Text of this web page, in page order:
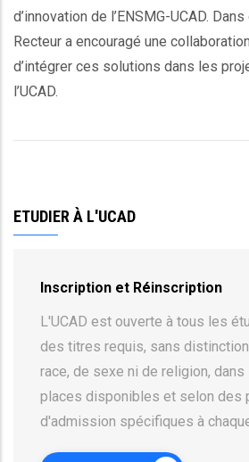
d’innovation de l’ENSMG-UCAD.
Recteur a encouragé une
d’intégrer ces solutions dans les
l’UCAD.
ETUDIER À L'UCAD
Inscription et Réinscription
L'UCAD est ouverte à tous les
des titres requis, sans
race, de sexe ni de religion,
places disponibles et selon des
d'admission spécifiques à